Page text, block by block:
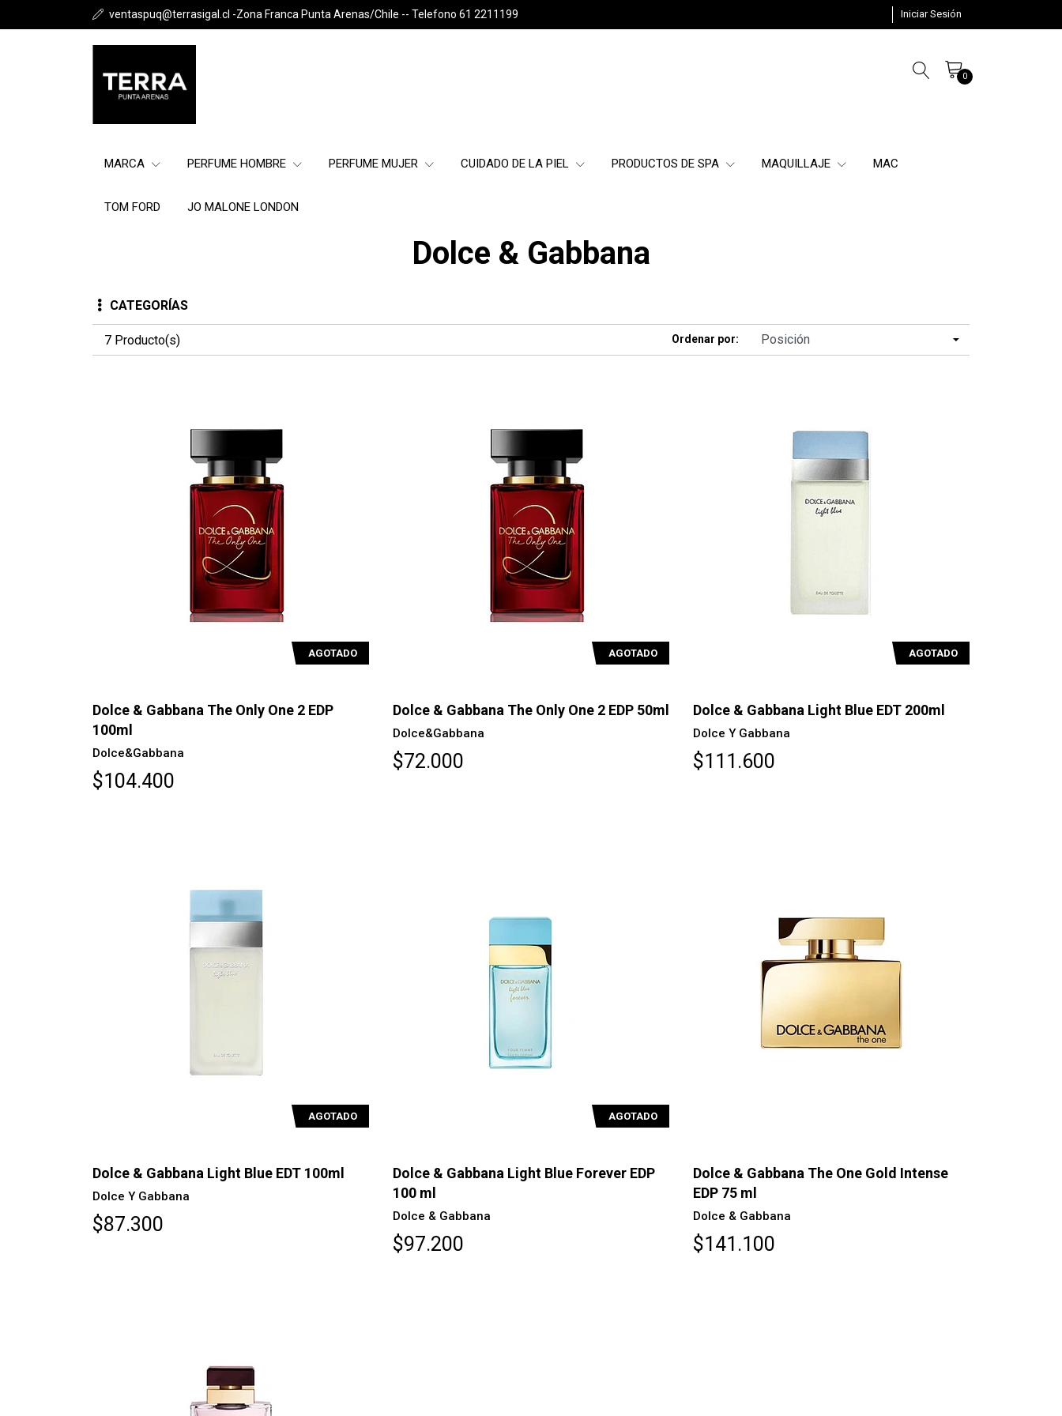
ventaspuq@terrasigal.cl -Zona Franca Punta Arenas/Chile -- Telefono 61 2211199 Iniciar Sesión
0
MARCA PERFUME HOMBRE PERFUME MUJER CUIDADO DE LA PIEL PRODUCTOS DE SPA MAQUILLAJE MAC
TOM FORD JO MALONE LONDON
Dolce & Gabbana
CATEGORÍAS
7 Producto(s) Ordenar por:
AGOTADO
Dolce & Gabbana The Only One 2 EDP
100ml
Dolce&Gabbana
$104.400
AGOTADO
Dolce & Gabbana The Only One 2 EDP 50ml
Dolce&Gabbana
$72.000
AGOTADO
Dolce & Gabbana Light Blue EDT 200ml
Dolce Y Gabbana
$111.600
AGOTADO
Dolce & Gabbana Light Blue EDT 100ml
Dolce Y Gabbana
$87.300
AGOTADO
Dolce & Gabbana Light Blue Forever EDP
100 ml
Dolce & Gabbana
$97.200
Dolce & Gabbana The One Gold Intense
EDP 75 ml
Dolce & Gabbana
$141.100